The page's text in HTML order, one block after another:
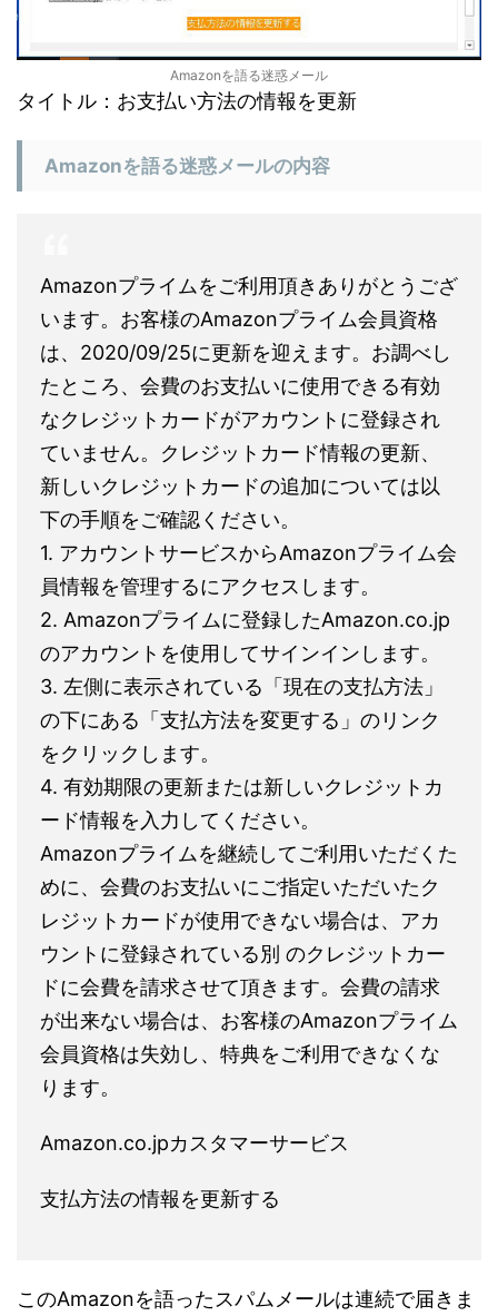
Amazonを語る迷惑メール
タイトル：お支払い方法の情報を更新
Amazonを語る迷惑メールの内容
Amazonプライムをご利用頂きありがとうござ
います。お客様のAmazonプライム会員資格
は、2020/09/25に更新を迎えます。お調べし
たところ、会費のお支払いに使用できる有効
なクレジットカードがアカウントに登録され
ていません。クレジットカード情報の更新、
新しいクレジットカードの追加については以
下の手順をご確認ください。
1. アカウントサービスからAmazonプライム会
員情報を管理するにアクセスします。
2. Amazonプライムに登録したAmazon.co.jp
のアカウントを使用してサインインします。
3. 左側に表示されている「現在の支払方法」
の下にある「支払方法を変更する」のリンク
をクリックします。
4. 有効期限の更新または新しいクレジットカ
ード情報を入力してください。
Amazonプライムを継続してご利用いただくた
めに、会費のお支払いにご指定いただいたク
レジットカードが使用できない場合は、アカ
ウントに登録されている別 のクレジットカー
ドに会費を請求させて頂きます。会費の請求
が出来ない場合は、お客様のAmazonプライム
会員資格は失効し、特典をご利用できなくな
ります。
Amazon.co.jpカスタマーサービス
支払方法の情報を更新する
このAmazonを語ったスパムメールは連続で届きま